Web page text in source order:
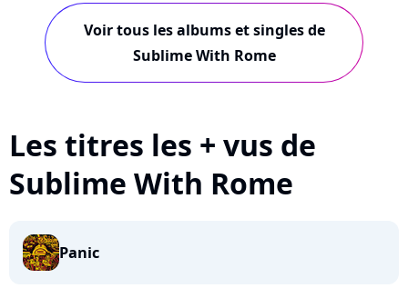
Voir tous les albums et singles de
Sublime With Rome
Les titres les + vus de
Sublime With Rome
Panic